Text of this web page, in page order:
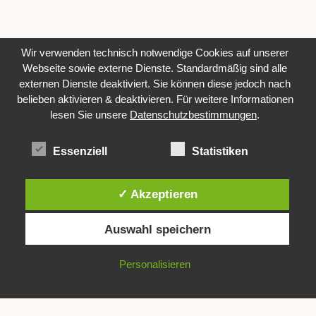
Deine Nachricht
Impressum / Disclaimer
Datenschutzerklärung
AGB Widerrufsbelehrung
WP
Köln - Leverkusen - Düsseldorf
Wir verwenden technisch notwendige Cookies auf unserer
Webseite sowie externe Dienste. Standardmäßig sind alle
externen Dienste deaktiviert. Sie können diese jedoch nach
belieben aktivieren & deaktivieren. Für weitere Informationen
lesen Sie unsere Datenschutzbestimmungen.
Essenziell Statistiken
✓ Akzeptieren
Auswahl speichern
Personalisieren